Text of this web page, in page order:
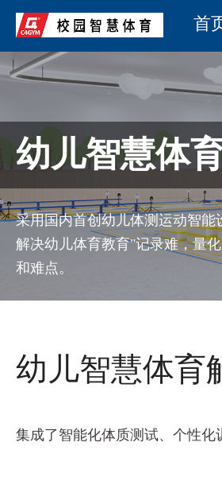
首
幼儿智慧体
采用国内首创幼儿体测运动智能
解决幼儿体育教育"记录难，量
和难点。
幼儿智慧体育
集成了智能化体质测试、个性